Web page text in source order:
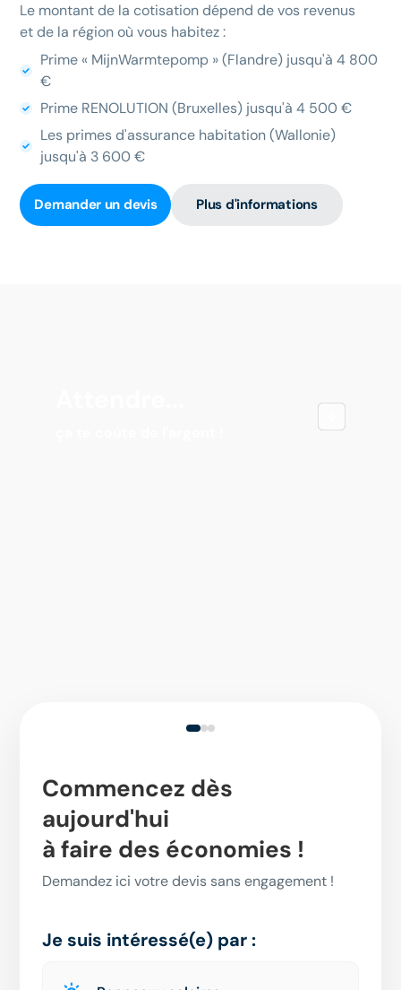
Le montant de la cotisation dépend de vos revenus
et de la région où vous habitez :
Prime « MijnWarmtepomp » (Flandre) jusqu'à 4 800
€
Prime RENOLUTION (Bruxelles) jusqu'à 4 500 €
Les primes d'assurance habitation (Wallonie)
jusqu'à 3 600 €
Demander un devis Plus d'informations
Commencez dès
aujourd'hui
à faire des économies !
Demandez ici votre devis sans engagement !
Je suis intéressé(e) par :